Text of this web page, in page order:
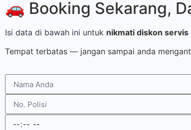
🚗 Booking Sekarang,
Isi data di bawah ini untuk nikmati diskon servis
Tempat terbatas — jangan sampai anda